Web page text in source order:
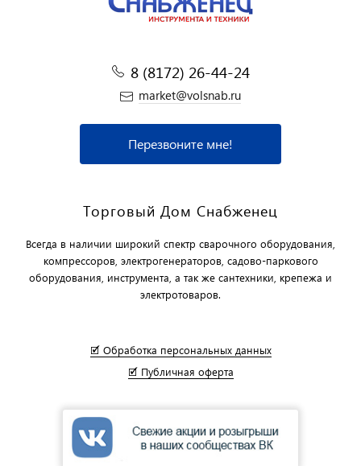
8 (8172) 26-44-24
market@volsnab.ru
Перезвоните мне!
Торговый Дом Снабженец
Всегда в наличии широкий спектр сварочного оборудования,
компрессоров, электрогенераторов, садово-паркового
оборудования, инструмента, а так же сантехники, крепежа и
электротоваров.
🗹 Обработка персональных данных
🗹 Публичная оферта